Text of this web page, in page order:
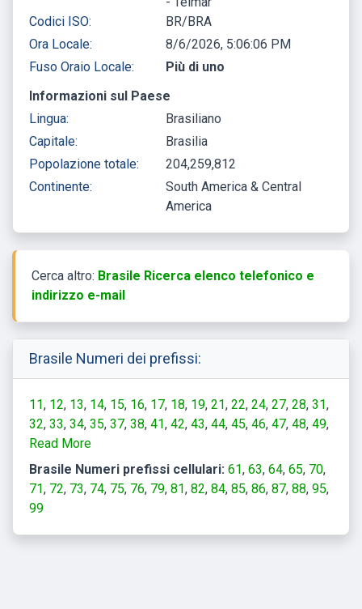
Codici ISO:
BR/BRA
Ora Locale:
8/6/2026, 5:06:07 PM
Fuso Oraio Locale:
Più di uno
Informazioni sul Paese
Lingua:
Brasiliano
Capitale:
Brasilia
Popolazione totale:
204,259,812
Continente:
South America & Central
America
Cerca altro: Brasile Ricerca elenco telefonico e
indirizzo e-mail
Brasile Numeri dei prefissi:
11 12 13 14 15 16 17 18 19 21 22 24 27 28 31
32 33 34 35 37 38 41 42 43 44 45 46 47 48 49
51 53 54 55
74
75 77 81 85 86 87 88 89 91
92
93 94 95 96 97 98 99
Read More
Brasile Numeri prefissi cellulari: 61 63 64 65 70
71 72 73 74 75 76 79 81 82 84 85 86 87 88 95
99